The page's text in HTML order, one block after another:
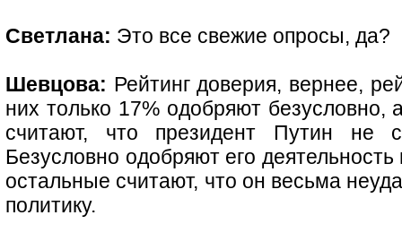
Светлана: Это все свежие опросы, да?
Шевцова: Рейтинг доверия, вернее,
них только 17% одобряют
считают, что президент Путин не
Безусловно одобряют его
остальные считают, что он весьма
политику.